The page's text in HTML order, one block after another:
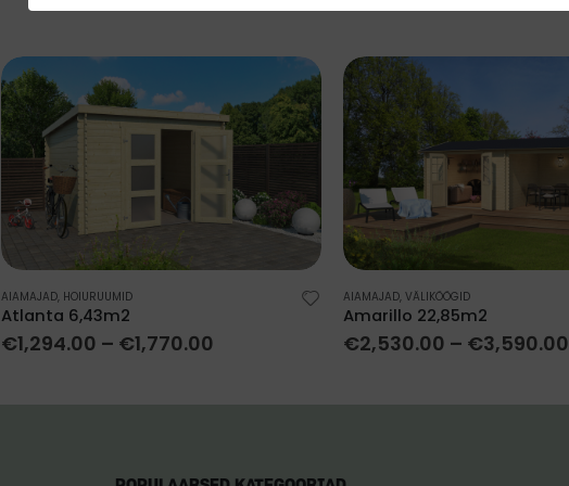
AIAMAJAD, HOIURUUMID
Atlanta 6,43m2
€1,294.00 – €1,770.00
AIAMAJAD, VÄLIKÖÖGID
Amarillo 22,85m2
€2,530.00 – €3,590.00